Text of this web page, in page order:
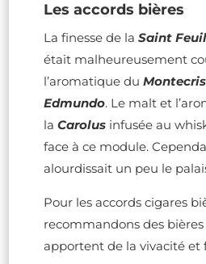
Les accords bières
La finesse de la Saint
était malheureusement
l’aromatique du
Edmundo. Le malt et
la Carolus infusée au
face à ce module.
alourdissait un peu le
Pour les accords cigares
recommandons des
apportent de la vivacité et